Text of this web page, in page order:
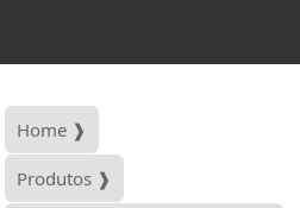
Home ❱
Produtos ❱